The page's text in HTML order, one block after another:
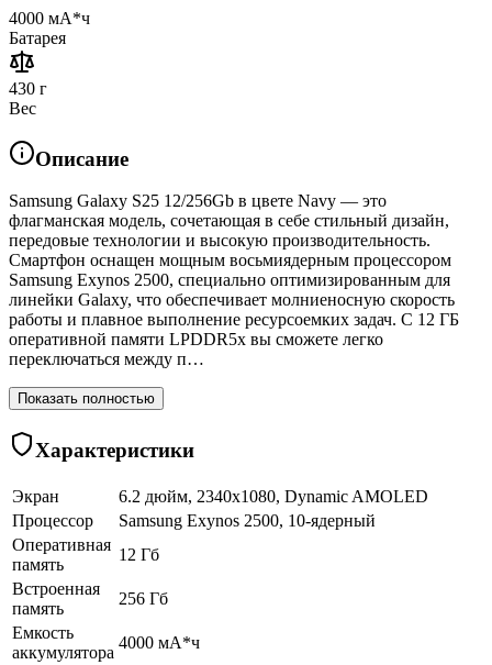
4000 мА*ч
Батарея
430 г
Вес
Описание
Samsung Galaxy S25 12/256Gb в цвете Navy — это
флагманская модель, сочетающая в себе стильный дизайн,
передовые технологии и высокую производительность.
Смартфон оснащен мощным восьмиядерным процессором
Samsung Exynos 2500, специально оптимизированным для
линейки Galaxy, что обеспечивает молниеносную скорость
работы и плавное выполнение ресурсоемких задач. С 12 ГБ
оперативной памяти LPDDR5x вы сможете легко
переключаться между п…
Показать полностью
Характеристики
Экран
6.2 дюйм, 2340x1080, Dynamic AMOLED
Процессор
Samsung Exynos 2500, 10-ядерный
Оперативная
память
12 Гб
Встроенная
память
256 Гб
Емкость
аккумулятора
4000 мА*ч